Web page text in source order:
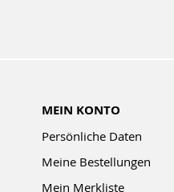
MEIN KONTO
Persönliche Daten
Meine Bestellungen
Mein Merkliste